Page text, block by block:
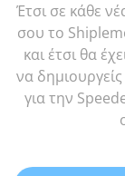
Έτσι σε κάθε
σου το
και έτσι θα
να
για την